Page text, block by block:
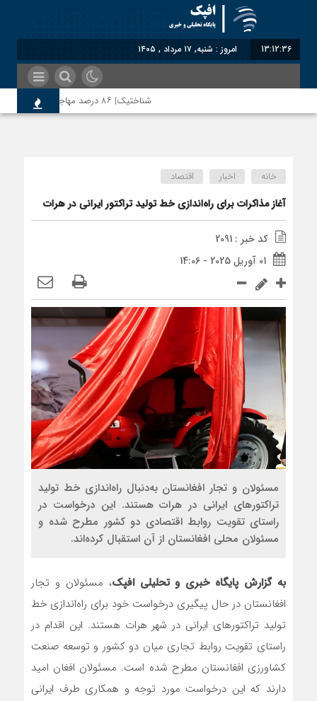
13:12:36 امروز : شنبه, ۱۷ مرداد , ۱۴۰۵
شناختیک| ۸۶ درصد مهاجران حامی ایران در جنگ؛ ۷۵ درصد مهاجران دولت چهاردهم را خیرخواه خود نمی‌دانند
مذاکره تحمیلی، جنگ تحمیلی، صلح تحمیلی را
خانه اخبار اقتصاد
آغاز مذاکرات برای راه‌اندازی خط تولید تراکتور ایرانی در هرات
کد خبر : 2091
01 آوریل 2025 - 14:06
مسئولان و تجار افغانستان به‌دنبال راه‌اندازی خط تولید
تراکتورهای ایرانی در هرات هستند. این درخواست در
راستای تقویت روابط اقتصادی دو کشور مطرح شده و
مسئولان محلی افغانستان از آن استقبال کرده‌اند.
به گزارش پایگاه خبری و تحلیلی افپک، مسئولان و تجار
افغانستان در حال پیگیری درخواست خود برای راه‌اندازی خط
تولید تراکتورهای ایرانی در شهر هرات هستند. این اقدام در
راستای تقویت روابط تجاری میان دو کشور و توسعه صنعت
کشاورزی افغانستان مطرح شده است. مسئولان افغان امید
دارند که این درخواست مورد توجه و همکاری طرف ایرانی